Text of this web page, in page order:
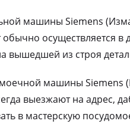
машины Siemens
осуществляется в
вышедшей из строя
машины Siemens
выезжают на адрес,
в мастерскую